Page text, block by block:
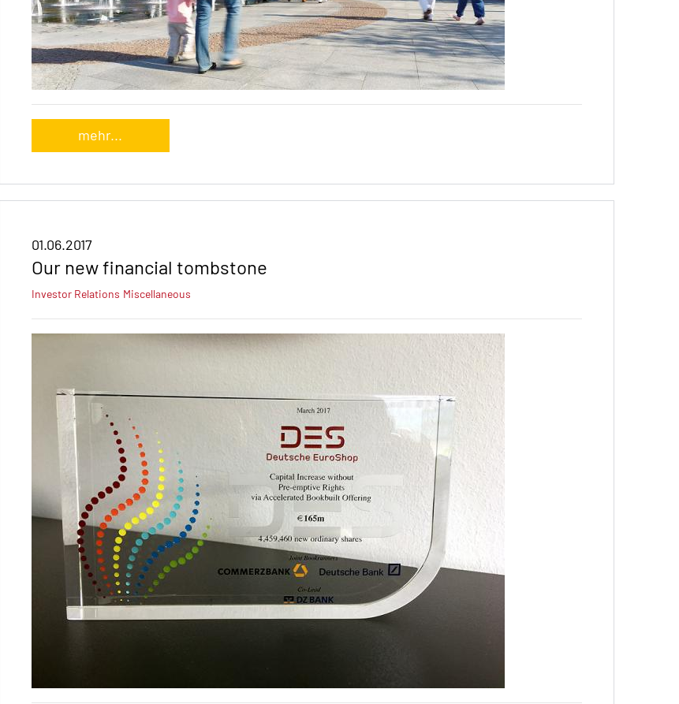
mehr...
01.06.2017
Our new financial tombstone
Investor Relations Miscellaneous